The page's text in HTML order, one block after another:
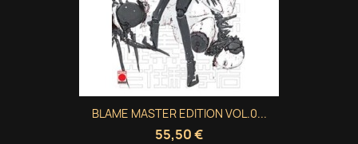
BLAME MASTER EDITION VOL.0...
55,50 €